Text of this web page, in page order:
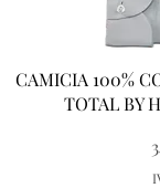
CAMICIA 100%
TOTAL BY